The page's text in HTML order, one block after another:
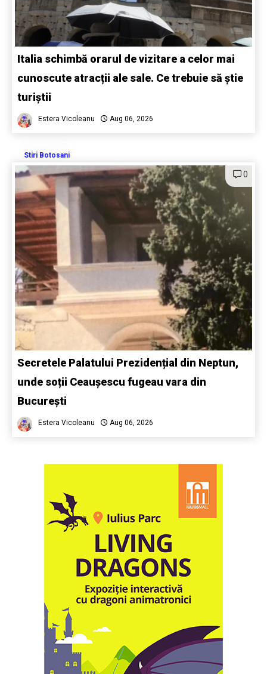
Italia schimbă orarul de vizitare a celor mai
cunoscute atracții ale sale. Ce trebuie să știe
turiștii
Estera Vicoleanu Aug 06, 2026
Stiri Botosani
0
Secretele Palatului Prezidențial din Neptun,
unde soții Ceaușescu fugeau vara din
București
Estera Vicoleanu Aug 06, 2026